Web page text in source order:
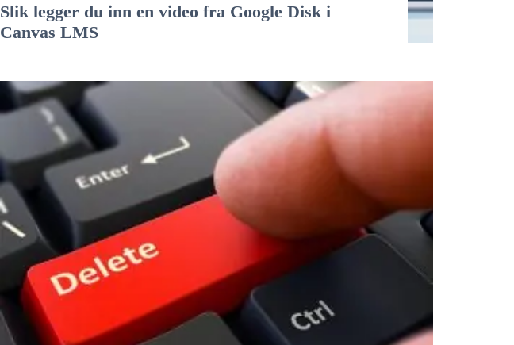
Slik legger du inn en video fra Google Disk i
Canvas LMS